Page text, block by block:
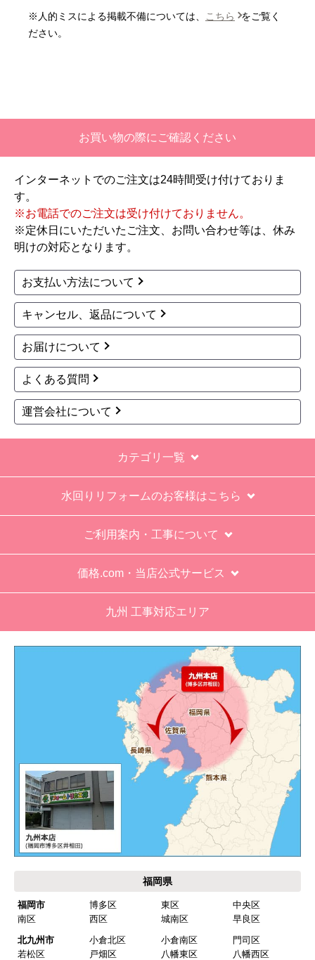
【注文からどのくらいで届きましたか？】
二週間ほどです。
【その他感想・コメント】
１．５点は、少々工事が雑。
過去の業者で一番最低。良かった点は、ただ一
つ、愛想が良かったこと。
なにかも分からない。少々不安である。
工事後は、初期設定や取り扱いの説明もなく、慌
てて引き上げる感じ。
保障期間の説明もHPとは違った。８年保証にして
いるがメーカー保証が３年追加になり１１年と説
明があった。HPにはメーカー保証期間も８年に含
むとなっていたが、どちらが正しいか分からな
が悪かったが室外機の荷揚げを手伝った。もし、
客先が高齢の女性だったらどうしたのか疑問。
エアコン専門の担当べつにもう一人来て欲しかっ
た。
メールだとは知らず、確認できなかった。
エアコンが２００V対応型だが、同じ２００Vでも
業務用なのでコンセントの形状が違い、途中で工
事業者が買いに行く始末。注文時に形状の確認も
別の部屋もお願いしたいと考えていたが、少々不
akagenoane
欲しい商品をスムーズに注文できましたか？
予定の期日までに商品が届きましたか？
※人的ミスによる掲載不備については、 こちら
をご覧く
ださい。
お買い物の際にご確認ください
インターネットでのご注文は24時間受け付けておりま
す。
※お電話でのご注文は受け付けておりません。
※定休日にいただいたご注文、お問い合わせ等は、休み
明けの対応となります。
お支払い方法について
キャンセル、返品について
お届けについて
よくある質問
運営会社について
カテゴリ一覧
水回りリフォームのお客様はこちら
ご利用案内・工事について
価格.com・当店公式サービス
九州 工事対応エリア
福岡県
福岡市 博多区 東区
中央区
南区
西区 城南区
早良区
北九州市
小倉北区 小倉南区
門司区
若松区
戸畑区 八幡東区
八幡西区